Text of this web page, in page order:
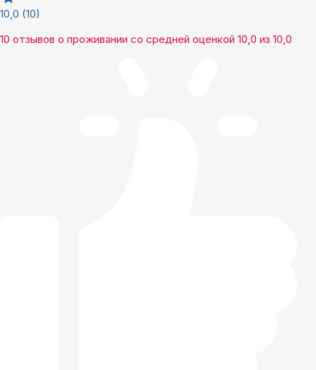
10,0 (10)
10 отзывов о проживании со средней оценкой 10,0 из 10,0